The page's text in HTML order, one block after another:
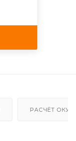
РАСЧЁТ